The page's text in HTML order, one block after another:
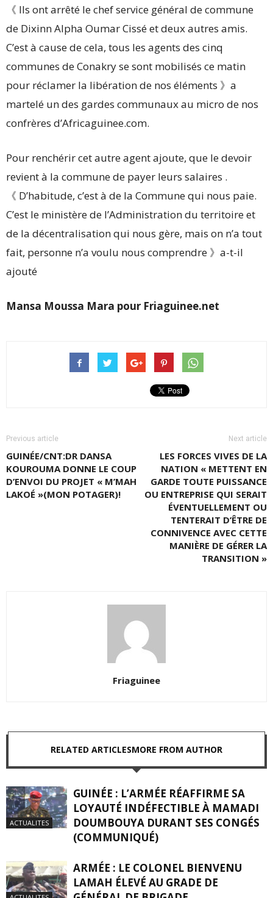
《 Ils ont arrêté le chef service général de commune
de Dixinn Alpha Oumar Cissé et deux autres amis.
C’est à cause de cela, tous les agents des cinq
communes de Conakry se sont mobilisés ce matin
pour réclamer la libération de nos éléments 》a
martelé un des gardes communaux au micro de nos
confrères d’Africaguinee.com.
Pour renchérir cet autre agent ajoute, que le devoir
revient à la commune de payer leurs salaires .
《 D’habitude, c’est à de la Commune qui nous paie.
C’est le ministère de l’Administration du territoire et
de la décentralisation qui nous gère, mais on n’a tout
fait, personne n’a voulu nous comprendre 》a-t-il
ajouté
Mansa Moussa Mara pour Friaguinee.net
Previous article
GUINÉE/CNT:DR DANSA
KOUROUMA DONNE LE COUP
D’ENVOI DU PROJET « M’MAH
LAKOÉ »(MON POTAGER)!
Next article
LES FORCES VIVES DE LA
NATION « METTENT EN
GARDE TOUTE PUISSANCE
OU ENTREPRISE QUI SERAIT
ÉVENTUELLEMENT OU
TENTERAIT D’ÊTRE DE
CONNIVENCE AVEC CETTE
MANIÈRE DE GÉRER LA
TRANSITION »
Friaguinee
RELATED ARTICLESMORE FROM AUTHOR
ACTUALITES
GUINÉE : L’ARMÉE RÉAFFIRME SA
LOYAUTÉ INDÉFECTIBLE À MAMADI
DOUMBOUYA DURANT SES CONGÉS
(COMMUNIQUÉ)
ARMÉE : LE COLONEL BIENVENU
LAMAH ÉLEVÉ AU GRADE DE